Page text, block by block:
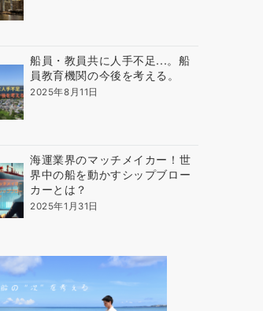
船員・教員共に人手不足...。船
員教育機関の今後を考える。
2025年8月11日
海運業界のマッチメイカー！世
界中の船を動かすシップブロー
カーとは？
2025年1月31日